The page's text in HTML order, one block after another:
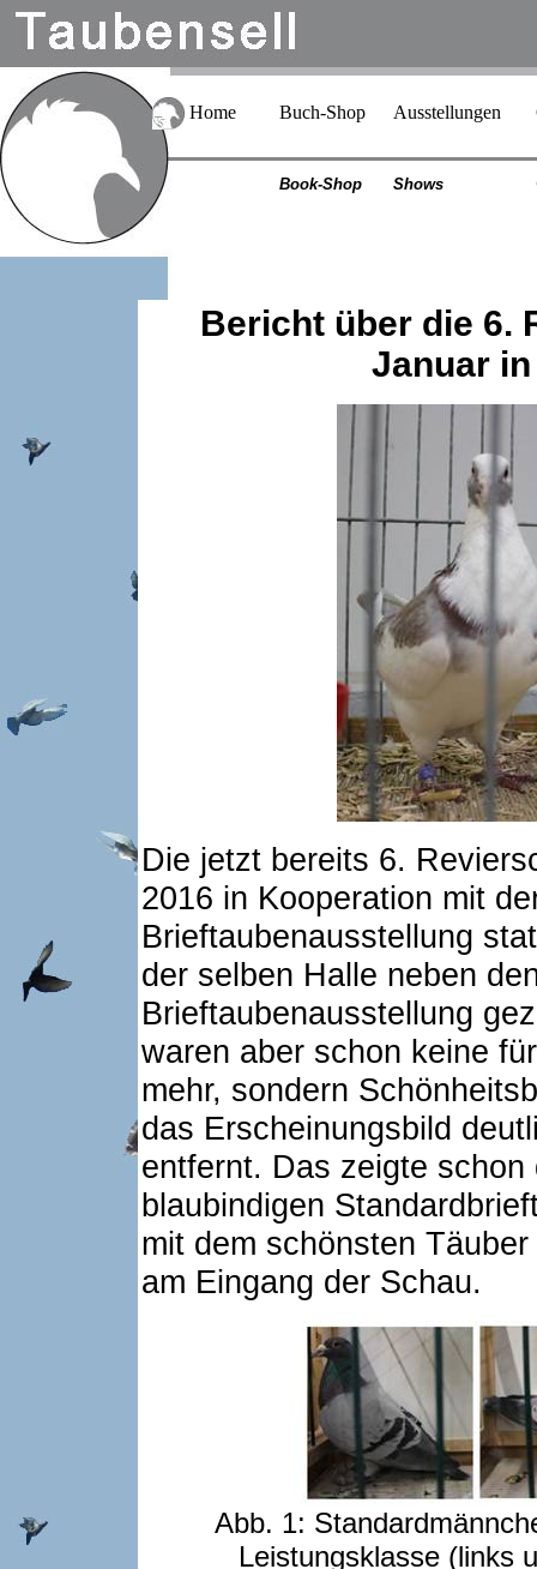
Home Buch-Shop Ausstellungen
Book-Shop Shows
Bericht über die 6.
Januar
Die jetzt bereits 6.
2016 in Kooperation mit
Brieftaubenausstellung
der selben Halle neben
Brieftaubenausstellung
waren aber schon keine
mehr, sondern
das Erscheinungsbild
entfernt. Das zeigte
blaubindigen
mit dem schönsten
am Eingang der Schau.
Abb. 1:
Leistungsklasse (links